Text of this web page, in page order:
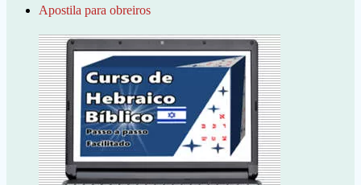
Apostila para obreiros